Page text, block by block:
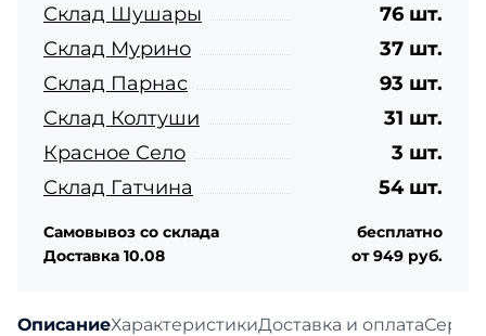
ОписаниеХарактеристикиДоставка и оплата
Склад Шушары
76 шт.
Склад Мурино
37 шт.
Склад Парнас
93 шт.
Склад Колтуши
31 шт.
Красное Село
3 шт.
Склад Гатчина
54 шт.
Самовывоз со склада
бесплатно
Доставка 10.08
от 949 руб.